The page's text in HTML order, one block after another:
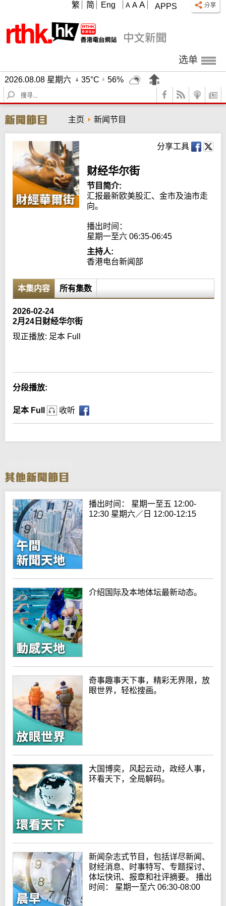
APPS
A A A
繁 简 Eng
选单
2026.08.08 星期六 35°C
56%
S
e
r
c
h
主页 新闻节目
分享工具
财经华尔街
节目简介:
汇报最新欧美股汇、金市及油市走
向。
播出时间：
星期一至六 06:35-06:45
主持人:
香港电台新闻部
本集内容 所有集数
2026-02-24
2月24日财经华尔街
现正播放: 足本 Full
分段播放:
足本 Full 收听
播出时间： 星期一至五 12:00-
12:30 星期六／日 12:00-12:15
介绍国际及本地体坛最新动态。
奇事趣事天下事，精彩无界限，放
眼世界，轻松搜画。
大国博奕，风起云动，政经人事，
环看天下，全局解码。
新闻杂志式节目，包括详尽新闻、
财经消息、时事特写、专题探讨、
体坛快讯、报章和社评摘要。 播出
时间： 星期一至六 06:30-08:00